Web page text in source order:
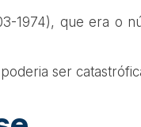
1974), que era o
ser